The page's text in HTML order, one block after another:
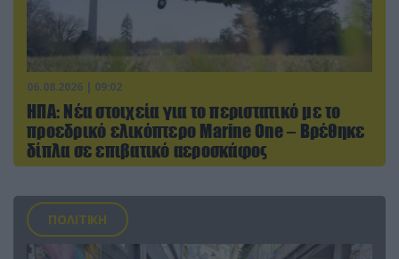
06.08.2026 | 09:02
ΗΠΑ: Nέα στοιχεία για το περιστατικό με το
προεδρικό ελικόπτερο Marine One – Βρέθηκε
δίπλα σε επιβατικό αεροσκάφος
ΠΟΛΙΤΙΚΗ